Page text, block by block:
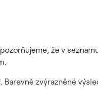
že v
zvýrazněné